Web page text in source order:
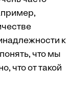
к
что мы
что от такой